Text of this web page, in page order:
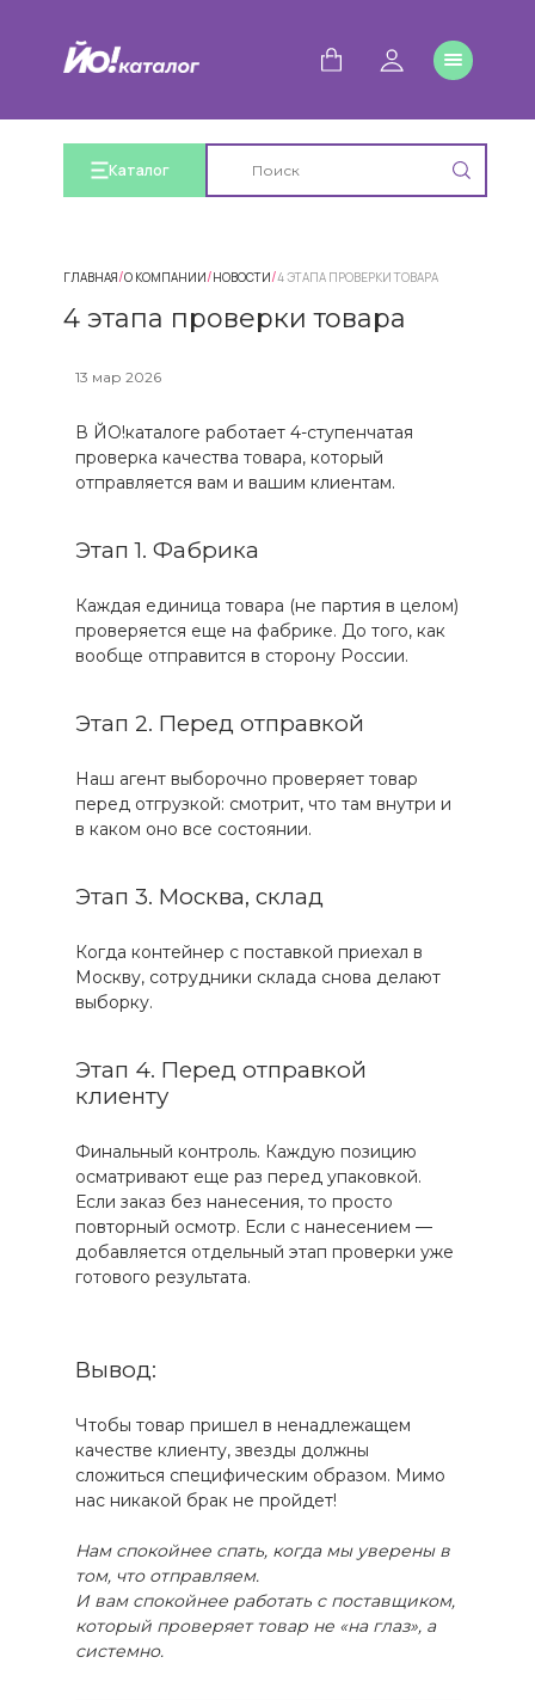
Каталог
ГЛАВНАЯ/О КОМПАНИИ/НОВОСТИ/4 ЭТАПА ПРОВЕРКИ ТОВАРА
4 этапа проверки товара
13 мар 2026
В ЙО!каталоге работает 4-ступенчатая
проверка качества товара, который
отправляется вам и вашим клиентам.
Этап 1. Фабрика
Каждая единица товара (не партия в целом)
проверяется еще на фабрике. До того, как
вообще отправится в сторону России.
Этап 2. Перед отправкой
Наш агент выборочно проверяет товар
перед отгрузкой: смотрит, что там внутри и
в каком оно все состоянии.
Этап 3. Москва, склад
Когда контейнер с поставкой приехал в
Москву, сотрудники склада снова делают
выборку.
Этап 4. Перед отправкой
клиенту
Финальный контроль. Каждую позицию
осматривают еще раз перед упаковкой.
Если заказ без нанесения, то просто
повторный осмотр. Если с нанесением —
добавляется отдельный этап проверки уже
готового результата.
Вывод:
Чтобы товар пришел в ненадлежащем
качестве клиенту, звезды должны
сложиться специфическим образом. Мимо
нас никакой брак не пройдет!
Нам спокойнее спать, когда мы уверены в
том, что отправляем.
И вам спокойнее работать с поставщиком,
который проверяет товар не «на глаз», а
системно.